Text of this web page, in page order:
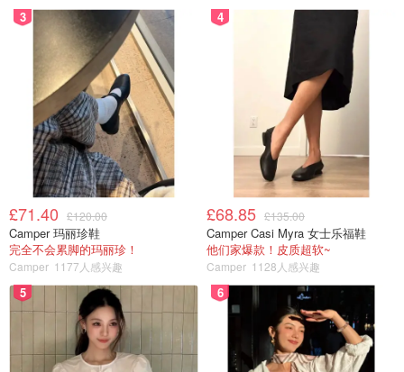
3
£71.40 £120.00
Camper 玛丽珍鞋
完全不会累脚的玛丽珍！
Camper 1177人感兴趣
4
£68.85 £135.00
Camper Casi Myra 女士乐福鞋
他们家爆款！皮质超软~
Camper 1128人感兴趣
5 6